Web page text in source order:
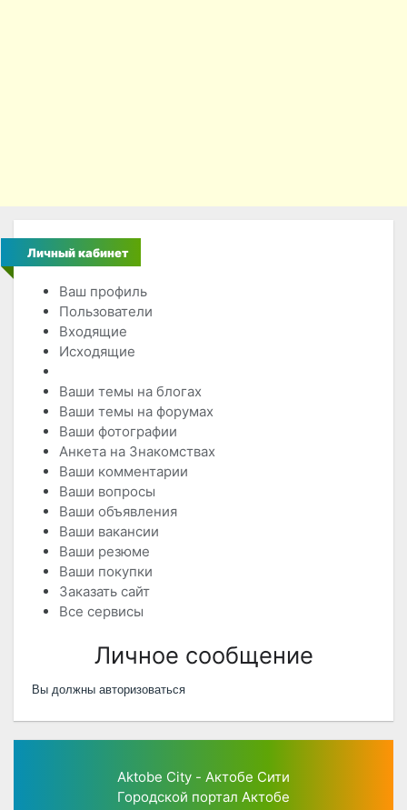
Личный кабинет
Ваш профиль
Пользователи
Входящие
Исходящие
Ваши темы на блогах
Ваши темы на форумах
Ваши фотографии
Анкета на Знакомствах
Ваши комментарии
Ваши вопросы
Ваши объявления
Ваши вакансии
Ваши резюме
Ваши покупки
Заказать сайт
Все сервисы
Личное сообщение
Вы должны авторизоваться
Aktobe City - Актобе Сити
Городской портал Актобе